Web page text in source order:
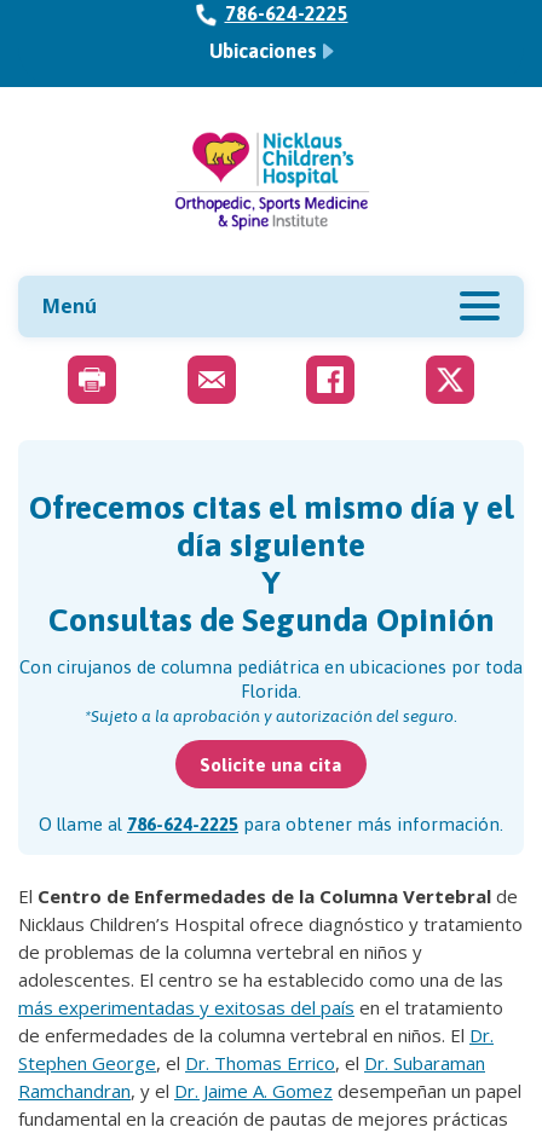
786-624-2225
Ubicaciones
Menú
Ofrecemos citas el mismo día y el
día siguiente
Y
Consultas de Segunda Opinión
Con cirujanos de columna pediátrica en ubicaciones por toda
Florida.
*Sujeto a la aprobación y autorización del seguro
Solicite una cita
O llame al 786-624-2225 para obtener más información.
El Centro de Enfermedades de la Columna Vertebral de
Nicklaus Children’s Hospital ofrece diagnóstico y tratamiento
de problemas de la columna vertebral en niños y
adolescentes. El centro se ha establecido como una de las
más experimentadas y exitosas del país en el tratamiento
de enfermedades de la columna vertebral en niños. El Dr.
Stephen George, el Dr. Thomas Errico, el Dr. Subaraman
Ramchandran, y el Dr. Jaime A. Gomez desempeñan un papel
fundamental en la creación de pautas de mejores prácticas